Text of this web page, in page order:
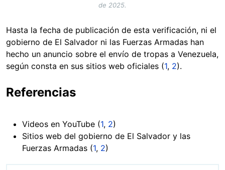
de 2025.
Hasta la fecha de publicación de esta verificación, ni el
gobierno de El Salvador ni las Fuerzas Armadas han
hecho un anuncio sobre el envío de tropas a Venezuela,
según consta en sus sitios web oficiales (1, 2).
Referencias
Videos en YouTube (1, 2)
Sitios web del gobierno de El Salvador y las
Fuerzas Armadas (1, 2)